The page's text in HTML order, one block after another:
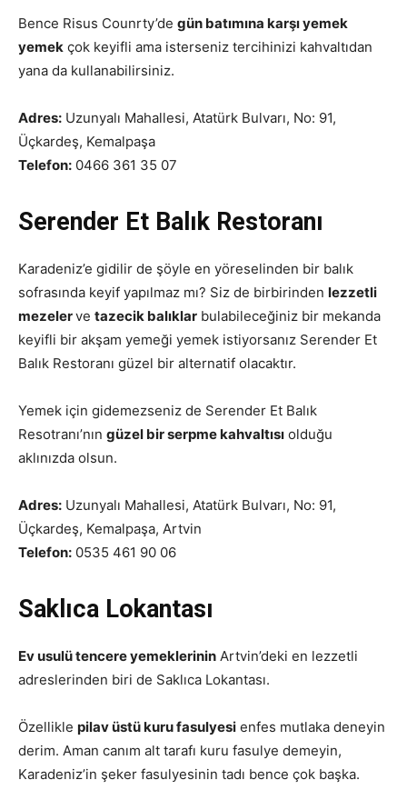
Bence Risus Counrty’de gün batımına karşı yemek
yemek çok keyifli ama isterseniz tercihinizi kahvaltıdan
yana da kullanabilirsiniz.
Adres: Uzunyalı Mahallesi, Atatürk Bulvarı, No: 91,
Üçkardeş, Kemalpaşa
Telefon: 0466 361 35 07
Serender Et Balık Restoranı
Karadeniz’e gidilir de şöyle en yöreselinden bir balık
sofrasında keyif yapılmaz mı? Siz de birbirinden lezzetli
mezelerve tazecik balıklar bulabileceğiniz bir mekanda
keyifli bir akşam yemeği yemek istiyorsanız Serender Et
Balık Restoranı güzel bir alternatif olacaktır.
Yemek için gidemezseniz de Serender Et Balık
Resotranı’nın güzel bir serpme kahvaltısı olduğu
aklınızda olsun.
Adres: Uzunyalı Mahallesi, Atatürk Bulvarı, No: 91,
Üçkardeş, Kemalpaşa, Artvin
Telefon: 0535 461 90 06
Saklıca Lokantası
Ev usulü tencere yemeklerinin Artvin’deki en lezzetli
adreslerinden biri de Saklıca Lokantası.
Özellikle pilav üstü kuru fasulyesi enfes mutlaka deneyin
derim. Aman canım alt tarafı kuru fasulye demeyin,
Karadeniz’in şeker fasulyesinin tadı bence çok başka.